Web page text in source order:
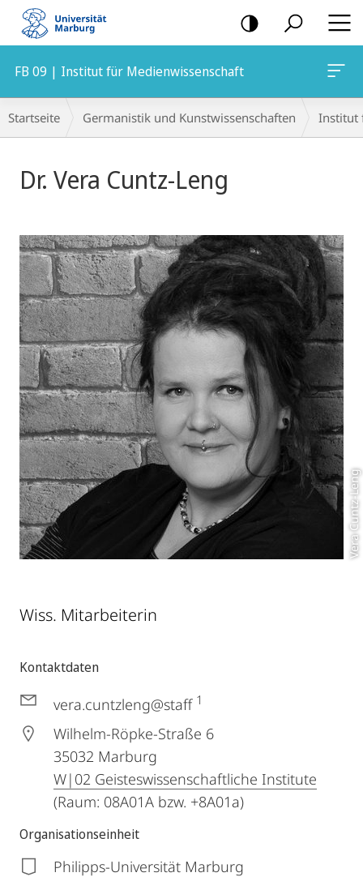
Mobile-
Navigation
FB 09 | Institut für Medienwissenschaft
Breadcrumb-
Navigation
Startseite Germanistik und Kunstwissenschaften Institut
Dr. Vera Cuntz-Leng
Vera Cuntz-Leng
Wiss. Mitarbeiterin
Kontaktdaten
vera.cuntzleng@staff 1
Wilhelm-Röpke-Straße 6
35032 Marburg
W|02 Geisteswissenschaftliche Institute
(Raum: 08A01A bzw. +8A01a)
Organisationseinheit
Philipps-Universität Marburg